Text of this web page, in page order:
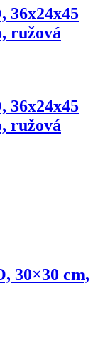
ružová
ružová
30×30 cm,